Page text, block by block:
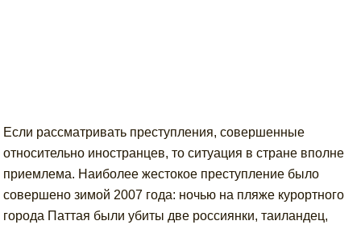
Если рассматривать преступления, совершенные
относительно иностранцев, то ситуация в стране вполне
приемлема. Наиболее жестокое преступление было
совершено зимой 2007 года: ночью на пляже курортного
города Паттая были убиты две россиянки, таиландец,